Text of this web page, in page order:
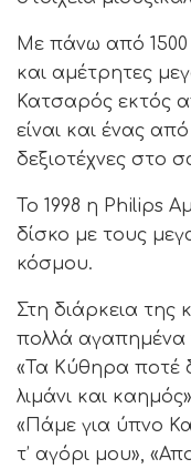
Με πάνω από 1500
και αμέτρητες
Κατσαρός εκτός
είναι και ένας
δεξιοτέχνες στο
Το 1998 η Philips
δίσκο με τους
κόσμου.
Στη διάρκεια της
πολλά αγαπημένα
«Τα Κύθηρα ποτέ
λιμάνι και
«Πάμε για ύπνο
τ’ αγόρι μου»,